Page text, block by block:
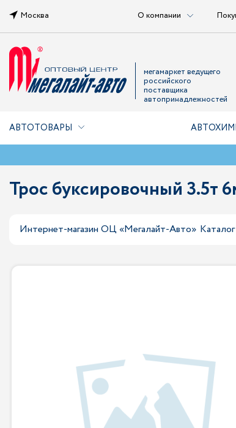
Москва О компании
мегамаркет ведущего
российского
поставщика
автопринадлежностей
АВТОТОВАРЫ
Трос буксировочный 3.5т
Интернет-магазин ОЦ «Мегалайт-Авто» Каталог